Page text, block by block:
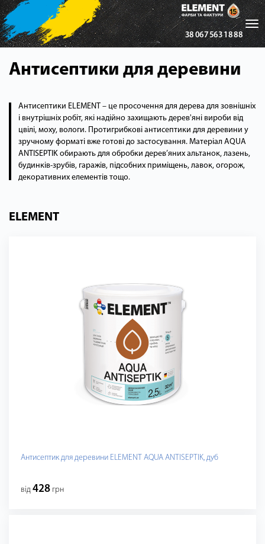
38 067 563 18 88
Антисептики для деревини
Антисептики ELEMENT – це просочення для дерева для зовнішніх
і внутрішніх робіт, які надійно захищають дерев'яні вироби від
цвілі, моху, вологи. Протигрибкові антисептики для деревини у
зручному форматі вже готові до застосування. Матеріал AQUA
ANTISEPTIK обирають для обробки дерев’яних альтанок, лазень,
будинків-зрубів, гаражів, підсобних приміщень, лавок, огорож,
декоративних елементів тощо.
ELEMENT
Антисептик для деревини ELEMENT AQUA ANTISEPTIK, дуб
від 428 грн